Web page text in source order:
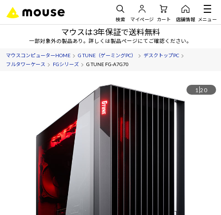
検索 マイページ カート 店舗情報 メニュー
マウスは3年保証で送料無料
一部対象外の製品あり。詳しくは製品ページにてご確認ください。
マウスコンピューターHOME G TUNE（ゲーミングPC）
デスクトップPC
フルタワーケース
FGシリーズ G TUNE FG-A7G70
1 20